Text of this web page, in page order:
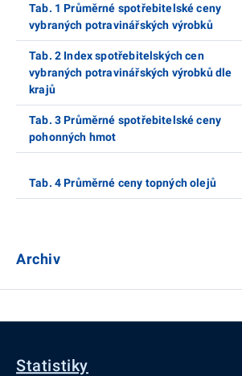
Tab. 1 Průměrné spotřebitelské ceny
vybraných potravinářských výrobků
Tab. 2 Index spotřebitelských cen
vybraných potravinářských výrobků dle
krajů
Tab. 3 Průměrné spotřebitelské ceny
pohonných hmot
Tab. 4 Průměrné ceny topných olejů
Archiv
Statistiky